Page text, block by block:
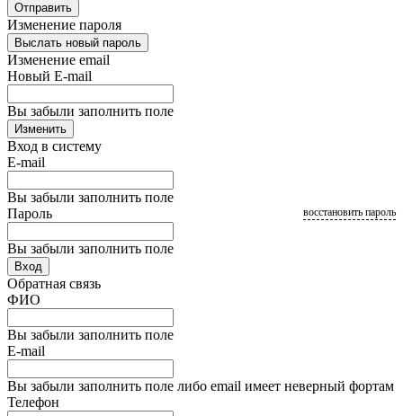
Отправить
Изменение пароля
Выслать новый пароль
Изменение email
Новый E-mail
Вы забыли заполнить поле
Изменить
Вход в систему
E-mail
Вы забыли заполнить поле
Пароль
Вы забыли заполнить поле
восстановить пароль
Вход
Обратная связь
ФИО
Вы забыли заполнить поле
E-mail
Вы забыли заполнить поле либо email имеет неверный фортам
Телефон